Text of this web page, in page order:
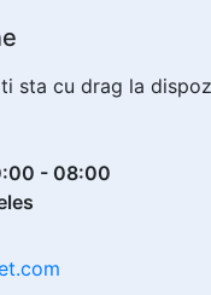
sta cu drag la
- 08:00